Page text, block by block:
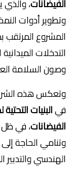
الفيضانات، والذي
وتطوير أدوات
المشروع
التدخلات
وصون السلامة
وتعكس هذه
فيالبنيات
الفيضانات، في ظل
وتنامي الحاجة
الهندسي والتدبير